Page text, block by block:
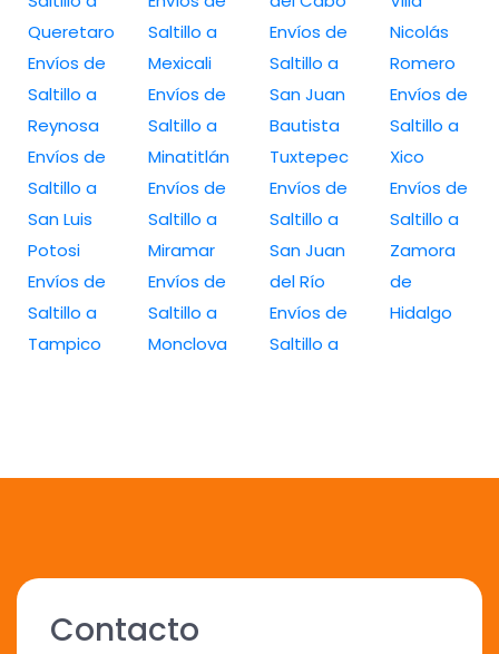
Queretaro
Envíos de
Saltillo a
Reynosa
Envíos de
Saltillo a
San Luis
Potosi
Envíos de
Saltillo a
Tampico
Saltillo a
Mexicali
Envíos de
Saltillo a
Minatitlán
Envíos de
Saltillo a
Miramar
Envíos de
Saltillo a
Monclova
Envíos de
Saltillo a
San Juan
Bautista
Tuxtepec
Envíos de
Saltillo a
San Juan
del Río
Envíos de
Saltillo a
Nicolás
Romero
Envíos de
Saltillo a
Xico
Envíos de
Saltillo a
Zamora
de
Hidalgo
Contacto